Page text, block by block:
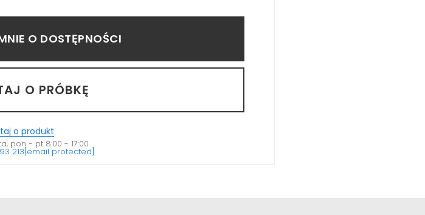
O DOSTĘPNOŚCI
O PRÓBKĘ
o produkt
pon - pt 8:00 - 17:00
213[email protected]